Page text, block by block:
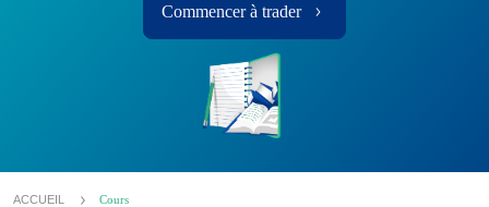
Commencer à trader
ACCUEIL Cours